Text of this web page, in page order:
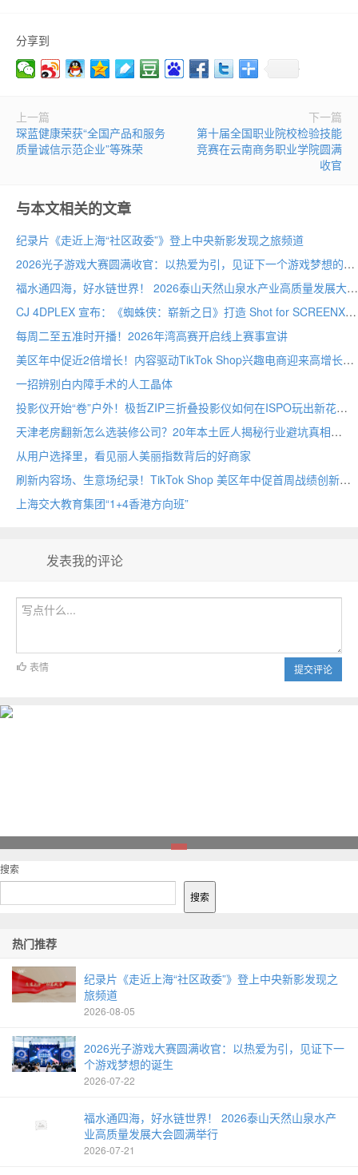
分享到
上一篇
琛蓝健康荣获“全国产品和服务
质量诚信示范企业”等殊荣
下一篇
第十届全国职业院校检验技能
竞赛在云南商务职业学院圆满
收官
与本文相关的文章
纪录片《走近上海“社区政委”》登上中央新影发现之旅频道
2026光子游戏大赛圆满收官：以热爱为引，见证下一个游戏梦想的诞生
福水通四海，好水链世界！ 2026泰山天然山泉水产业高质量发展大会圆满举行
CJ 4DPLEX 宣布：《蜘蛛侠：崭新之日》打造 Shot for SCREENX 专属版本
每周二至五准时开播！2026年湾高赛开启线上赛事宣讲
美区年中促近2倍增长！内容驱动TikTok Shop兴趣电商迎来高增长
一招辨别白内障手术的人工晶体
投影仪开始“卷”户外！极哲ZIP三折叠投影仪如何在ISPO玩出新花样？
天津老房翻新怎么选装修公司？20年本土匠人揭秘行业避坑真相
从用户选择里，看见丽人美丽指数背后的好商家
刷新内容场、生意场纪录！TikTok Shop 美区年中促首周战绩创新高
上海交大教育集团“1+4香港方向班”
发表我的评论
提交评论
表情
搜索
搜索
热门推荐
纪录片《走近上海“社区政委”》登上中央新影发现之
旅频道
2026-08-05
2026光子游戏大赛圆满收官：以热爱为引，见证下一
个游戏梦想的诞生
2026-07-22
福水通四海，好水链世界！ 2026泰山天然山泉水产
业高质量发展大会圆满举行
2026-07-21